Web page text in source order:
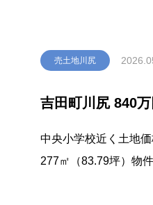
売土地川尻
吉田町川尻 840万
中央小学校近く土地
277㎡（83.79坪）物